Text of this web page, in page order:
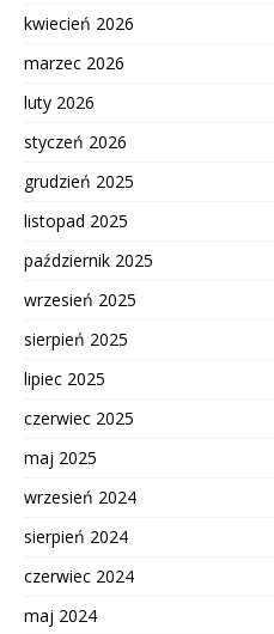
kwiecień 2026
marzec 2026
luty 2026
styczeń 2026
grudzień 2025
listopad 2025
październik 2025
wrzesień 2025
sierpień 2025
lipiec 2025
czerwiec 2025
maj 2025
wrzesień 2024
sierpień 2024
czerwiec 2024
maj 2024